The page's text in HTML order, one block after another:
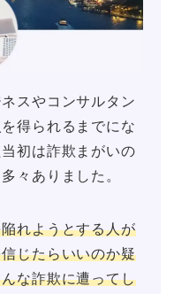
スやコンサルタン
得られるまでにな
初は詐欺まがいの
々ありました。
れようとする人が
じたらいいのか疑
な詐欺に遭ってし